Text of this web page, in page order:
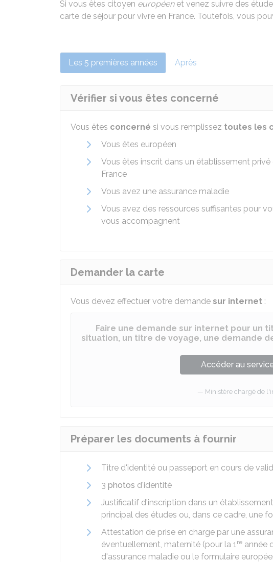
Si vous êtes citoyen européenet venez suivre des
carte de séjour pour vivre en France. Toutefois, vous
Les 5 premières années Après
Vérifier si vous êtes concerné
Vous êtes concerné si vous remplissez toutes les
Vous êtes européen
Vous êtes inscrit dans un établissement
France
Vous avez une assurance maladie
Vous avez des ressources suffisantes pour
vous accompagnent
Demander la carte
Vous devez effectuer votre demande sur internet :
Faire une demande sur internet pour un
situation, un titre de voyage, une demande
Accéder au
Ministère chargé de
Préparer les documents à fournir
Titre d'identité ou passeport en cours de
3 photos d'identité
Justificatif d'inscription dans un
principal des études ou, dans ce cadre, une
Attestation de prise en charge par une
éventuellement, maternité (pour la 1re année
d'assurance maladie ou le formulaire